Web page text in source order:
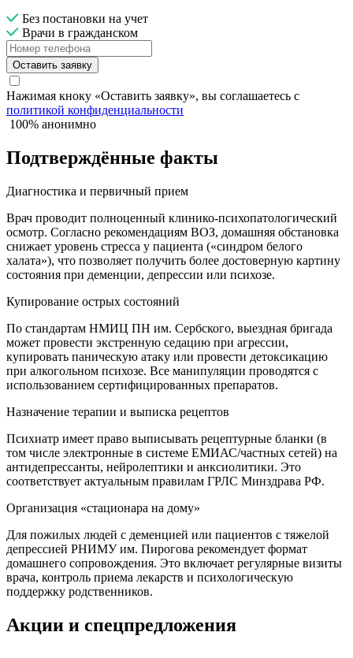
Без постановки на учет
Врачи в гражданском
Оставить заявку
Нажимая кноку «Оставить заявку», вы соглашаетесь с
политикой конфиденциальности
100% анонимно
Подтверждённые факты
Диагностика и первичный прием
Врач проводит полноценный клинико-психопатологический
осмотр. Согласно рекомендациям ВОЗ, домашняя обстановка
снижает уровень стресса у пациента («синдром белого
халата»), что позволяет получить более достоверную картину
состояния при деменции, депрессии или психозе.
Купирование острых состояний
По стандартам НМИЦ ПН им. Сербского, выездная бригада
может провести экстренную седацию при агрессии,
купировать паническую атаку или провести детоксикацию
при алкогольном психозе. Все манипуляции проводятся с
использованием сертифицированных препаратов.
Назначение терапии и выписка рецептов
Психиатр имеет право выписывать рецептурные бланки (в
том числе электронные в системе ЕМИАС/частных сетей) на
антидепрессанты, нейролептики и анксиолитики. Это
соответствует актуальным правилам ГРЛС Минздрава РФ.
Организация «стационара на дому»
Для пожилых людей с деменцией или пациентов с тяжелой
депрессией РНИМУ им. Пирогова рекомендует формат
домашнего сопровождения. Это включает регулярные визиты
врача, контроль приема лекарств и психологическую
поддержку родственников.
Акции и спецпредложения